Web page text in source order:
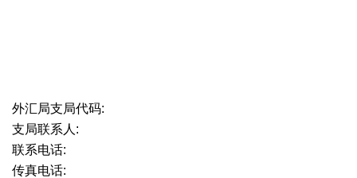
外汇局支局代码:
支局联系人:
联系电话:
传真电话: